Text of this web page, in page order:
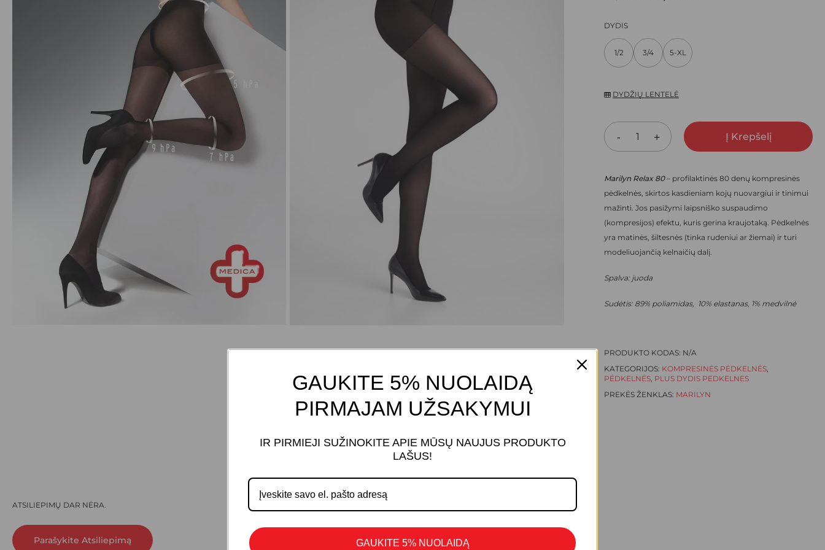
WAS:
DYDIS
1/2 3/4 5-XL
DYDŽIŲ LENTELĖ
Į Krepšelį
Marilyn Relax 80– profilaktinės 80 denų kompresinės
pėdkelnės, skirtos kasdieniam kojų nuovargiui ir tinimui
mažinti. Jos pasižymi laipsniško suspaudimo
(kompresijos) efektu, kuris gerina kraujotaką. Pėdkelnės
yra matinės, šiltesnės (tinka rudeniui ar žiemai) ir turi
modeliuojančią kelnaičių dalį.
Spalva: juoda
Sudėtis: 89% poliamidas, 10% elastanas, 1% medvilnė
PRODUKTO KODAS: N/A
KATEGORIJOS: KOMPRESINĖS PĖDKELNĖS,
PĖDKELNĖS, PLUS DYDIS PEDKELNES
PREKĖS ŽENKLAS: MARILYN
ATSILIEPIMŲ DAR NĖRA.
Parašykite Atsiliepimą
NORIU SAVO INTERNETO NARŠYKLĖJE IŠSAUGOTI VARDĄ, EL. PAŠTO ADRESĄ IR
INTERNETO PUSLAPĮ, KAD JŲ NEBEREIKTŲ ĮVESTI IŠ NAUJO, KAI KITĄ KARTĄ VĖL NORĖSIU
PARAŠYTI KOMENTARĄ.
GAUKITE 5% NUOLAIDĄ
PIRMAJAM UŽSAKYMUI
IR PIRMIEJI SUŽINOKITE APIE MŪSŲ NAUJUS PRODUKTO
LAŠUS!
GAUKITE 5% NUOLAIDĄ